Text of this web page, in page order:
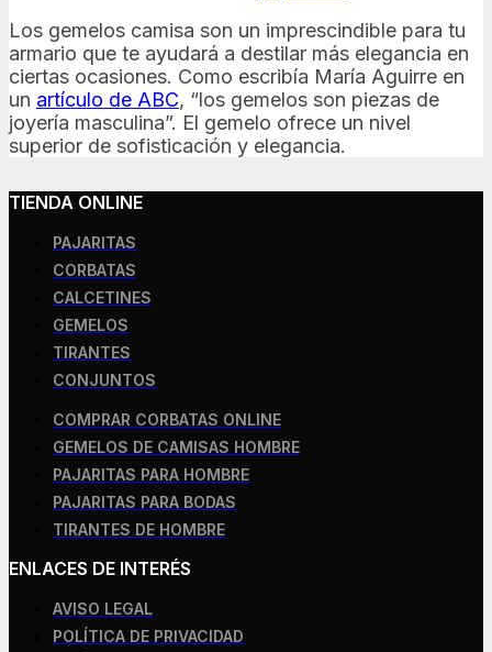
Los gemelos camisa son un imprescindible para tu
armario que te ayudará a destilar más elegancia en
ciertas ocasiones. Como escribía María Aguirre en
un artículo de ABC, “los gemelos son piezas de
joyería masculina”. El gemelo ofrece un nivel
superior de sofisticación y elegancia.
TIENDA ONLINE
PAJARITAS
CORBATAS
CALCETINES
GEMELOS
TIRANTES
CONJUNTOS
COMPRAR CORBATAS ONLINE
GEMELOS DE CAMISAS HOMBRE
PAJARITAS PARA HOMBRE
PAJARITAS PARA BODAS
TIRANTES DE HOMBRE
ENLACES DE INTERÉS
AVISO LEGAL
POLÍTICA DE PRIVACIDAD